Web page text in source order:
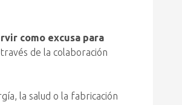
como excusa para
de la colaboración
la salud o la fabricación